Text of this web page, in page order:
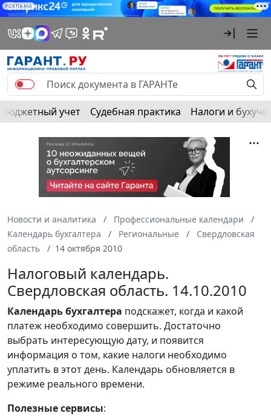
РЕКЛАМА
Бюджетный учет Судебная практика Налоги и
Новости и аналитика
Профессиональные календари
Календарь бухгалтера
Региональные
Свердловская
область
14 октября 2010
Налоговый календарь.
Свердловская область. 14.10.2010
Календарьбухгалтера подскажет, когда и какой
платеж необходимо совершить. Достаточно
выбрать интересующую дату, и появится
информация о том, какие налоги необходимо
уплатить в этот день. Календарь обновляется в
режиме реального времени.
Полезные сервисы: